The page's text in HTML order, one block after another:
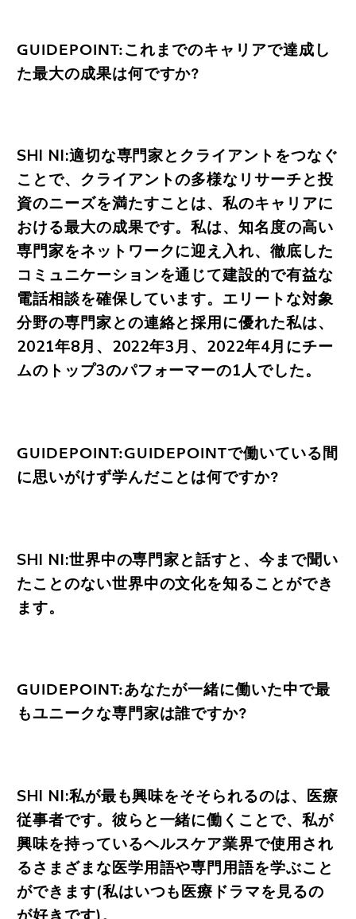
GUIDEPOINT:これまでのキャリアで達成し
た最大の成果は何ですか?
SHI NI:適切な専門家とクライアントをつなぐ
ことで、クライアントの多様なリサーチと投
資のニーズを満たすことは、私のキャリアに
おける最大の成果です。私は、知名度の高い
専門家をネットワークに迎え入れ、徹底した
コミュニケーションを通じて建設的で有益な
電話相談を確保しています。エリートな対象
分野の専門家との連絡と採用に優れた私は、
2021年8月、2022年3月、2022年4月にチー
ムのトップ3のパフォーマーの1人でした。
GUIDEPOINT:GUIDEPOINTで働いている間
に思いがけず学んだことは何ですか?
SHI NI:世界中の専門家と話すと、今まで聞い
たことのない世界中の文化を知ることができ
ます。
GUIDEPOINT:あなたが一緒に働いた中で最
もユニークな専門家は誰ですか?
SHI NI:私が最も興味をそそられるのは、医療
従事者です。彼らと一緒に働くことで、私が
興味を持っているヘルスケア業界で使用され
るさまざまな医学用語や専門用語を学ぶこと
ができます(私はいつも医療ドラマを見るの